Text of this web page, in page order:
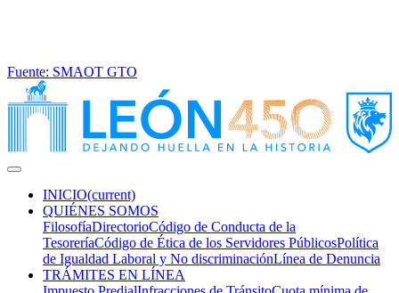
Fuente: SMAOT GTO
INICIO(current)
QUIÉNES SOMOS
FilosofíaDirectorioCódigo de Conducta de la
TesoreríaCódigo de Ética de los Servidores PúblicosPolítica
de Igualdad Laboral y No discriminaciónLínea de Denuncia
TRÁMITES EN LÍNEA